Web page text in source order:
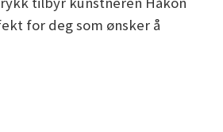
for deg som ønsker å